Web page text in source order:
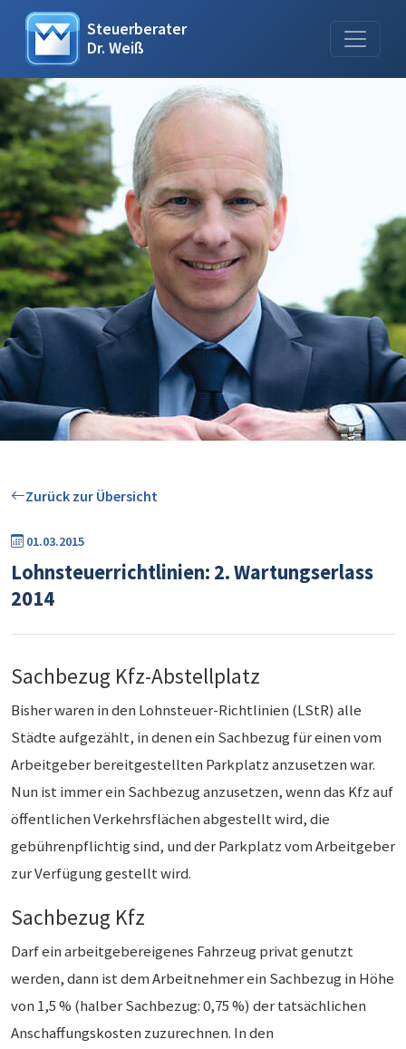
Steuerberater
Dr. Weiß
Zurück zur Übersicht
01.03.2015
Lohnsteuerrichtlinien: 2. Wartungserlass
2014
Sachbezug Kfz-Abstellplatz
Bisher waren in den Lohnsteuer-Richtlinien (LStR) alle
Städte aufgezählt, in denen ein Sachbezug für einen vom
Arbeitgeber bereitgestellten Parkplatz anzusetzen war.
Nun ist immer ein Sachbezug anzusetzen, wenn das Kfz auf
öffentlichen Verkehrsflächen abgestellt wird, die
gebührenpflichtig sind, und der Parkplatz vom Arbeitgeber
zur Verfügung gestellt wird.
Sachbezug Kfz
Darf ein arbeitgebereigenes Fahrzeug privat genutzt
werden, dann ist dem Arbeitnehmer ein Sachbezug in Höhe
von 1,5 % (halber Sachbezug: 0,75 %) der tatsächlichen
Anschaffungskosten zuzurechnen. In den